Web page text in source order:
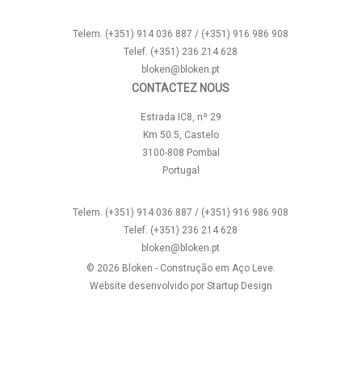
Telem. (+351) 914 036 887 / (+351) 916 986 908
Telef. (+351) 236 214 628
bloken@bloken.pt
CONTACTEZ NOUS
Estrada IC8, nº 29
Km 50.5, Castelo
3100-808 Pombal
Portugal
Telem. (+351) 914 036 887 / (+351) 916 986 908
Telef. (+351) 236 214 628
bloken@bloken.pt
© 2026 Bloken - Construção em Aço Leve.
Website desenvolvido por Startup Design